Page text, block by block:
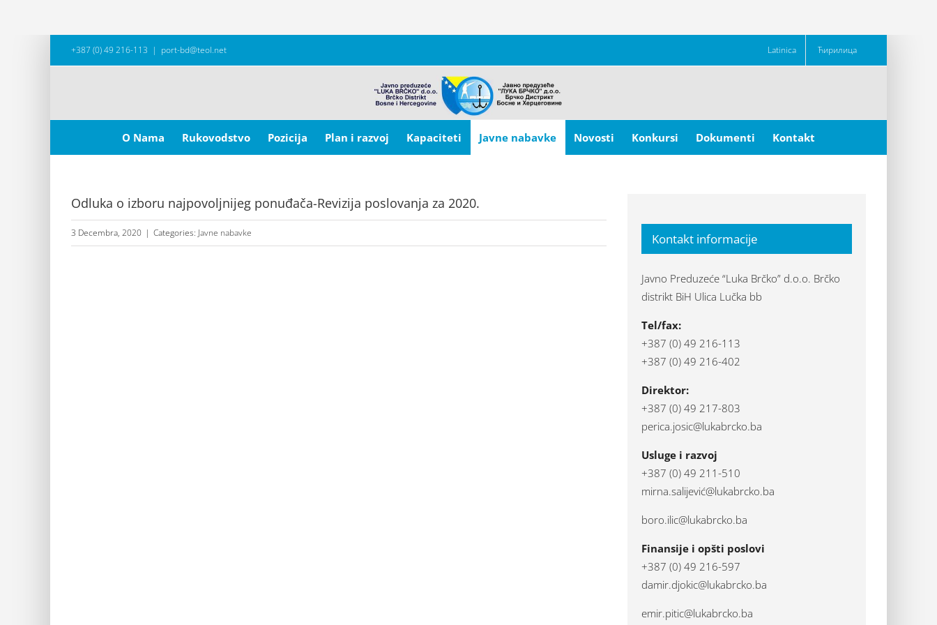
+387 (0) 49 216-113 | port-bd@teol.net Latinica Ћирилица
for:
O Nama
Rukovodstvo Pozicija Plan i razvoj Kapaciteti Javne nabavke Novosti Konkursi Dokumenti Kontakt
Odluka o izboru najpovoljnijeg ponuđača-Revizija poslovanja za 2020.
3 Decembra, 2020 | Categories: Javne nabavke Kontakt informacije
Javno Preduzeće “Luka Brčko” d.o.o. Brčko
distrikt BiH Ulica Lučka bb
Tel/fax:
+387 (0) 49 216-113
+387 (0) 49 216-402
Direktor:
+387 (0) 49 217-803
perica.josic@lukabrcko.ba
Usluge i razvoj
+387 (0) 49 211-510
mirna.salijević@lukabrcko.ba
boro.ilic@lukabrcko.ba
Finansije i opšti poslovi
+387 (0) 49 216-597
damir.djokic@lukabrcko.ba
emir.pitic@lukabrcko.ba